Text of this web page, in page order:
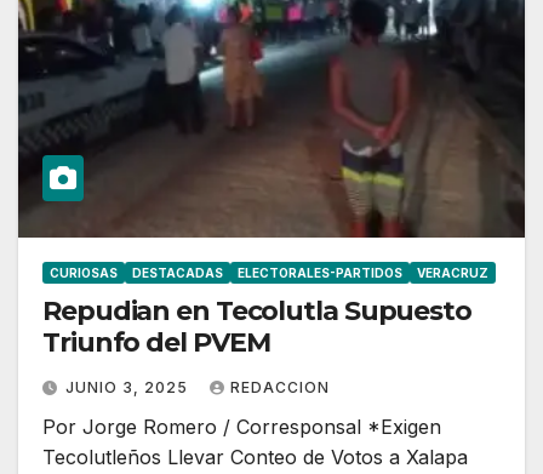
CURIOSAS DESTACADAS ELECTORALES-PARTIDOS VERACRUZ
Repudian en Tecolutla Supuesto
Triunfo del PVEM
JUNIO 3, 2025 REDACCION
Por Jorge Romero / Corresponsal *Exigen
Tecolutleños Llevar Conteo de Votos a Xalapa